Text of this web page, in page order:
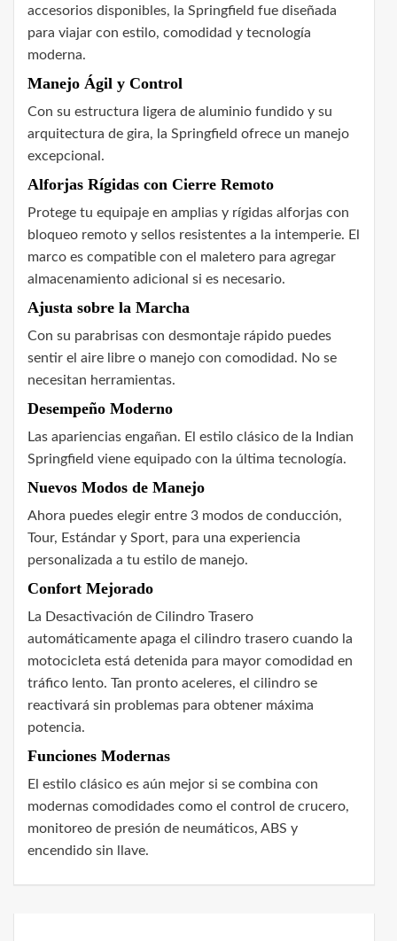
accesorios disponibles, la Springfield fue diseñada
para viajar con estilo, comodidad y tecnología
moderna.
Manejo Ágil y Control
Con su estructura ligera de aluminio fundido y su
arquitectura de gira, la Springfield ofrece un manejo
excepcional.
Alforjas Rígidas con Cierre Remoto
Protege tu equipaje en amplias y rígidas alforjas con
bloqueo remoto y sellos resistentes a la intemperie. El
marco es compatible con el maletero para agregar
almacenamiento adicional si es necesario.
Ajusta sobre la Marcha
Con su parabrisas con desmontaje rápido puedes
sentir el aire libre o manejo con comodidad. No se
necesitan herramientas.
Desempeño Moderno
Las apariencias engañan. El estilo clásico de la Indian
Springfield viene equipado con la última tecnología.
Nuevos Modos de Manejo
Ahora puedes elegir entre 3 modos de conducción,
Tour, Estándar y Sport, para una experiencia
personalizada a tu estilo de manejo.
Confort Mejorado
La Desactivación de Cilindro Trasero
automáticamente apaga el cilindro trasero cuando la
motocicleta está detenida para mayor comodidad en
tráfico lento. Tan pronto aceleres, el cilindro se
reactivará sin problemas para obtener máxima
potencia.
Funciones Modernas
El estilo clásico es aún mejor si se combina con
modernas comodidades como el control de crucero,
monitoreo de presión de neumáticos, ABS y
encendido sin llave.